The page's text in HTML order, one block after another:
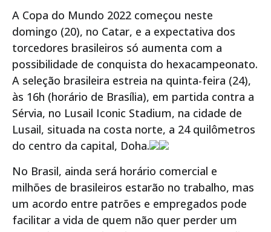
A Copa do Mundo 2022 começou neste
domingo (20), no Catar, e a expectativa dos
torcedores brasileiros só aumenta com a
possibilidade de conquista do hexacampeonato.
A seleção brasileira estreia na quinta-feira (24),
às 16h (horário de Brasília), em partida contra a
Sérvia, no Lusail Iconic Stadium, na cidade de
Lusail, situada na costa norte, a 24 quilômetros
do centro da capital, Doha.
No Brasil, ainda será horário comercial e
milhões de brasileiros estarão no trabalho, mas
um acordo entre patrões e empregados pode
facilitar a vida de quem não quer perder um